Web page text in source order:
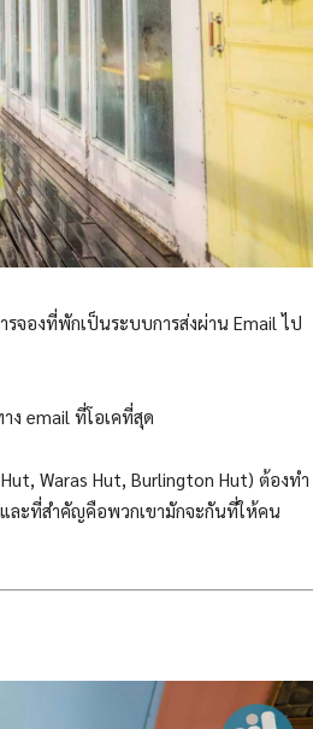
รจองที่พักเป็นระบบการส่งผ่าน Email ไป
ง email ที่โอเคที่สุด
Waras Hut, Burlington Hut) ต้องทำ
ละที่สำคัญคือพวกเขามักจะกันที่ให้คน